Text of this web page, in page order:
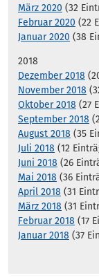
März 2020 (32
Februar 2020 (22
Januar 2020 (38
2018
Dezember 2018
November 2018
Oktober 2018 (27
September 2018
August 2018 (35
Juli 2018 (12
Juni 2018 (26
Mai 2018 (36
April 2018 (31
März 2018 (31
Februar 2018 (17
Januar 2018 (37